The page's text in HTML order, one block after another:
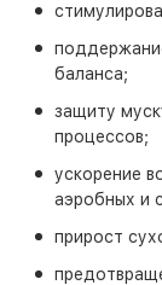
баланса;
защиту
процессов;
ускорение
аэробных и
прирост